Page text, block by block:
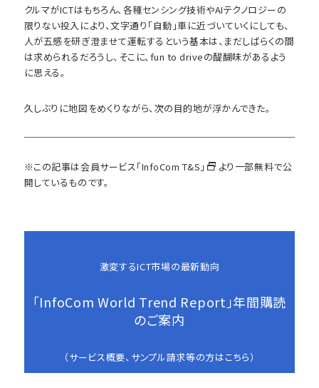
クルマがICTはもちろん、各種センシング技術やAIテクノロジーの
限りない投入により、文字通り「自動」車に近づいていくにしても、
人が五感を研ぎ澄ませて運転するという基本は、まだしばらくの間
は求められるだろうし、そこに、fun to driveの醍醐味があるよう
に思える。
久しぶりに地図をめくりながら、次の目的地が浮かんできた。
※この記事は会員サービス「InfoCom T&S」
より一部無料で公
開しているものです。
激変するICT市場の最新動向
「InfoCom World Trend Report」年間購読
のご案内
（サービス概要、サンプル請求等の方はこちら）